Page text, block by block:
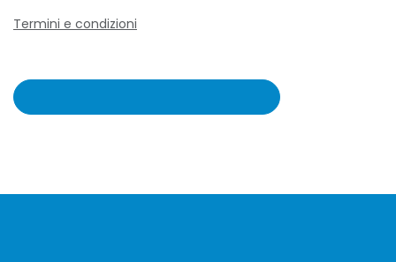
Termini e condizioni